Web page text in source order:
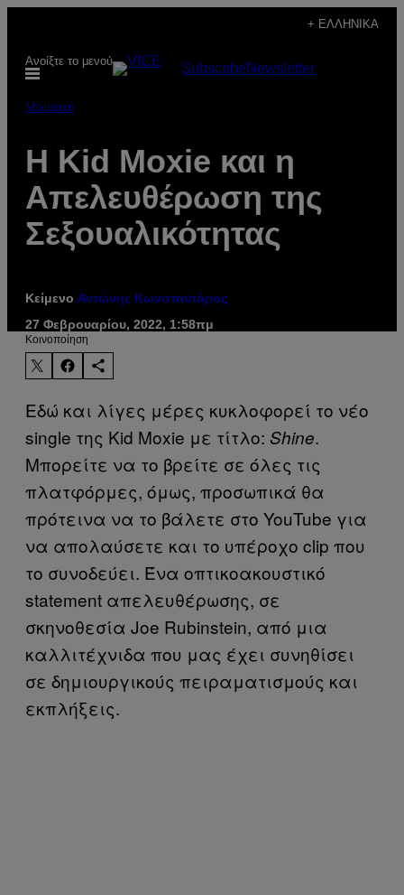
περιεχόμενο
+ ΕΛΛΗΝΙΚΆ
Ανοίξτε το μενού SubscribeNewsletter
Μουσική
H Kid Moxie και η
Απελευθέρωση της
Σεξουαλικότητας
Κείμενο Αντώνης Κωνσταντάρας
27 Φεβρουαρίου, 2022, 1:58πμ
Kοινοποίηση
Εδώ και λίγες μέρες κυκλοφορεί το νέο
single της Kid Moxie με τίτλο: Shine.
Μπορείτε να το βρείτε σε όλες τις
πλατφόρμες, όμως, προσωπικά θα
πρότεινα να το βάλετε στο YouTube για
να απολαύσετε και το υπέροχο clip που
το συνοδεύει. Ένα οπτικοακουστικό
statement απελευθέρωσης, σε
σκηνοθεσία Joe Rubinstein, από μια
καλλιτέχνιδα που μας έχει συνηθίσει
σε δημιουργικούς πειραματισμούς και
εκπλήξεις.